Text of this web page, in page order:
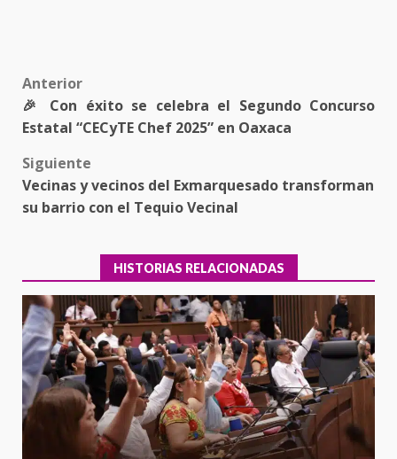
Post
navigation
Anterior
🎉 Con éxito se celebra el Segundo Concurso
Estatal “CECyTE Chef 2025” en Oaxaca
Siguiente
Vecinas y vecinos del Exmarquesado transforman
su barrio con el Tequio Vecinal
HISTORIAS RELACIONADAS